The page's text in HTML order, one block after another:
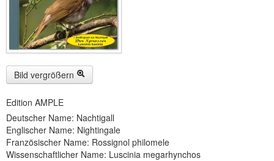
SOFORT HERUNTERLADEN
CD-ROM-MP3/DVD-ROM-MP3
DVD-Videos(8)
Spezial, Buch
Engl./Franz. Produkte
Themensuche
Bild vergrößern
Edition AMPLE
Deutscher Name: Nachtigall
Englischer Name: Nightingale
Französischer Name: Rossignol philomele
Wissenschaftlicher Name: Luscinia megarhynchos